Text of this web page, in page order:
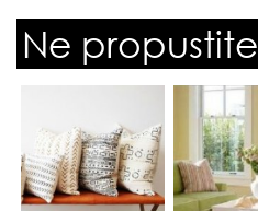
Ne propustite